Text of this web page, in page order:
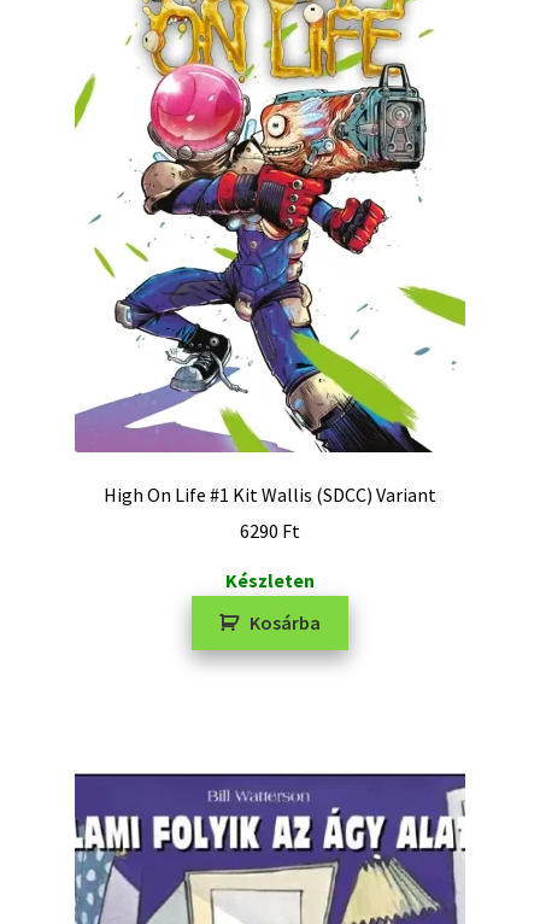
High On Life #1 Kit Wallis (SDCC) Variant
6290 Ft
Készleten
Kosárba